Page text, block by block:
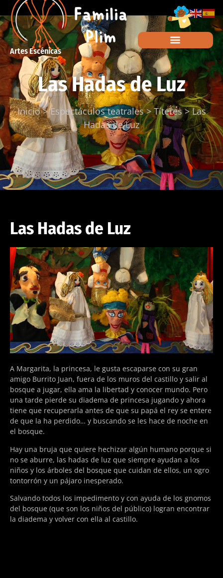
Artes Escénicas
Las Hadas de Luz
Inicio>Espectáculos teatrales>Títeres>Las
Hadas de Luz
Las Hadas de Luz
A Margarita, la princesa, le gusta escaparse con su gran
amigo Burrito Juan, fuera de los muros del castillo y salir al
bosque a jugar, ella ama la libertad y conocer mundo. Pero
una tarde pierde su diadema de princesa jugando y ahora
tiene que recuperarla antes de que su papá el rey se entere
de que la ha perdido… y buscando se les hace de noche en
el bosque.
Hay una bruja que quiere hechizar algún humano porque si
no se aburre, las hadas de luz que siempre ayudan a los
niños y los árboles del bosque que cuidan de ellos, un ogro
tontorrón y un pájaro inesperado.
Salvando todos los impedimento y con ayuda de los gnomos
del bosque (que son los niños del público) logran encontrar
la diadema y volver con ella al castillo.